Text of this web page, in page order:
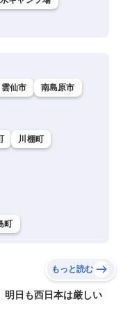
雲仙市
南島原市
川棚町
町
もっと読む
日も西日本は厳しい